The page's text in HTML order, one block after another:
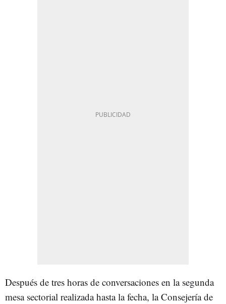
Después de tres horas de conversaciones en la segunda
mesa sectorial realizada hasta la fecha, la Consejería de